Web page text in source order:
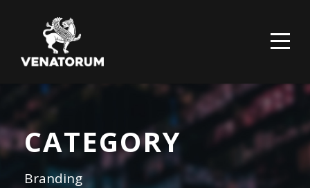
CATEGORY
Branding